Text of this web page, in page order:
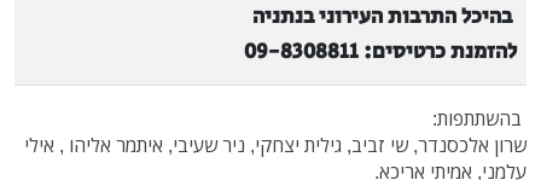
בהיכל התרבות העירוני בנתניה
להזמנת כרטיסים: 09-8308811
בהשתתפות:
שרון אלכסנדר, שי זביב, גילית יצחקי, ניר שעיבי, איתמר אליהו , אילי
עלמני, אמיתי אריכא.